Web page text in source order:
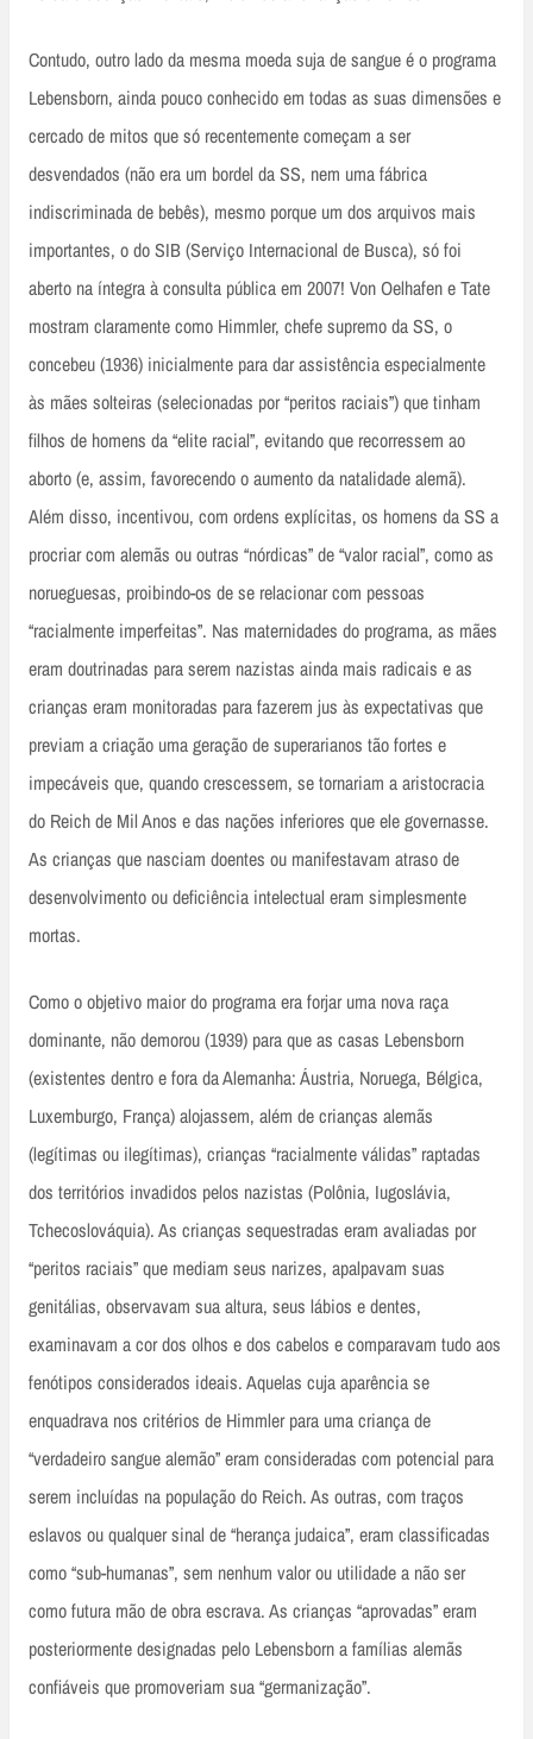
Contudo, outro lado da mesma moeda suja de sangue é o programa
Lebensborn, ainda pouco conhecido em todas as suas dimensões e
cercado de mitos que só recentemente começam a ser
desvendados (não era um bordel da SS, nem uma fábrica
indiscriminada de bebês), mesmo porque um dos arquivos mais
importantes, o do SIB (Serviço Internacional de Busca), só foi
aberto na íntegra à consulta pública em 2007! Von Oelhafen e Tate
mostram claramente como Himmler, chefe supremo da SS, o
concebeu (1936) inicialmente para dar assistência especialmente
às mães solteiras (selecionadas por “peritos raciais”) que tinham
filhos de homens da “elite racial”, evitando que recorressem ao
aborto (e, assim, favorecendo o aumento da natalidade alemã).
Além disso, incentivou, com ordens explícitas, os homens da SS a
procriar com alemãs ou outras “nórdicas” de “valor racial”, como as
norueguesas, proibindo-os de se relacionar com pessoas
“racialmente imperfeitas”. Nas maternidades do programa, as mães
eram doutrinadas para serem nazistas ainda mais radicais e as
crianças eram monitoradas para fazerem jus às expectativas que
previam a criação uma geração de superarianos tão fortes e
impecáveis que, quando crescessem, se tornariam a aristocracia
do Reich de Mil Anos e das nações inferiores que ele governasse.
As crianças que nasciam doentes ou manifestavam atraso de
desenvolvimento ou deficiência intelectual eram simplesmente
mortas.
Como o objetivo maior do programa era forjar uma nova raça
dominante, não demorou (1939) para que as casas Lebensborn
(existentes dentro e fora da Alemanha: Áustria, Noruega, Bélgica,
Luxemburgo, França) alojassem, além de crianças alemãs
(legítimas ou ilegítimas), crianças “racialmente válidas” raptadas
dos territórios invadidos pelos nazistas (Polônia, Iugoslávia,
Tchecoslováquia). As crianças sequestradas eram avaliadas por
“peritos raciais” que mediam seus narizes, apalpavam suas
genitálias, observavam sua altura, seus lábios e dentes,
examinavam a cor dos olhos e dos cabelos e comparavam tudo aos
fenótipos considerados ideais. Aquelas cuja aparência se
enquadrava nos critérios de Himmler para uma criança de
“verdadeiro sangue alemão” eram consideradas com potencial para
serem incluídas na população do Reich. As outras, com traços
eslavos ou qualquer sinal de “herança judaica”, eram classificadas
como “sub-humanas”, sem nenhum valor ou utilidade a não ser
como futura mão de obra escrava. As crianças “aprovadas” eram
posteriormente designadas pelo Lebensborn a famílias alemãs
confiáveis que promoveriam sua “germanização”.